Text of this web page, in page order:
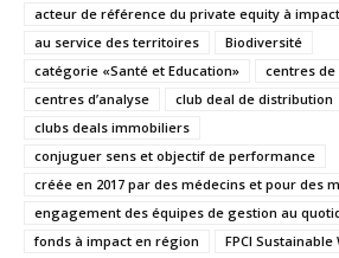
acteur de référence du private equity à impact
au service des territoires
Biodiversité
catégorie «Santé et Education»
centres de
centres d’analyse
club deal de distribution
clubs deals immobiliers
conjuguer sens et objectif de performance
créée en 2017 par des médecins et pour des
engagement des équipes de gestion au
fonds à impact en région
FPCI Sustainable